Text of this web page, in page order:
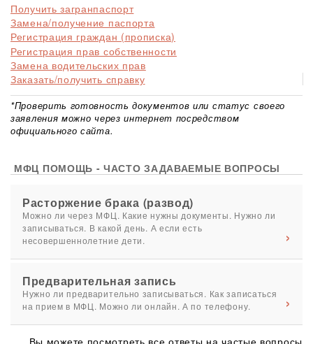
Получить загранпаспорт
Замена/получение паспорта
Регистрация граждан (прописка)
Регистрация прав собственности
Замена водительских прав
Заказать/получить справку
*Проверить готовность документов или статус своего
заявления можно через интернет посредством
официального сайта.
МФЦ ПОМОЩЬ - ЧАСТО ЗАДАВАЕМЫЕ ВОПРОСЫ
Расторжение брака (развод)
Можно ли через МФЦ. Какие нужны документы. Нужно ли
записываться. В какой день. А если есть
несовершеннолетние дети.
Предварительная запись
Нужно ли предварительно записываться. Как записаться
на прием в МФЦ. Можно ли онлайн. А по телефону.